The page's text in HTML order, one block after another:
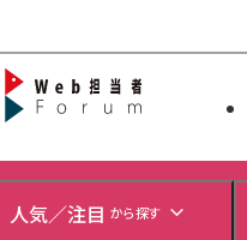
Web担当
人気／注目 から探す